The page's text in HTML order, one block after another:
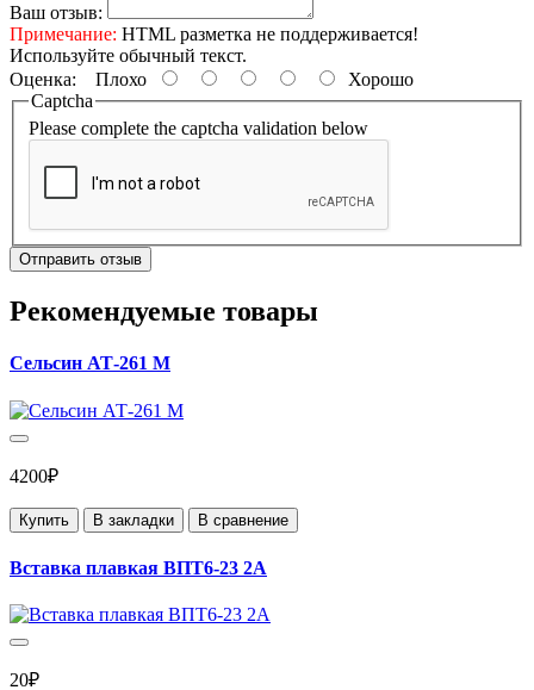
Ваш отзыв:
Примечание: HTML разметка не поддерживается!
Используйте обычный текст.
Оценка: Плохо
Хорошо
Captcha
Please complete the captcha validation below
Отправить отзыв
Рекомендуемые товары
Сельсин АТ-261 М
4200₽
Купить В закладки В сравнение
Вставка плавкая ВПТ6-23 2А
20₽